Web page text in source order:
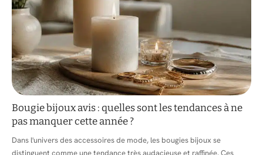
Bougie bijoux avis : quelles sont les tendances à ne
pas manquer cette année ?
Dans l'univers des accessoires de mode, les bougies bijoux se
distinguent comme une tendance très audacieuse et raffinée. Ces